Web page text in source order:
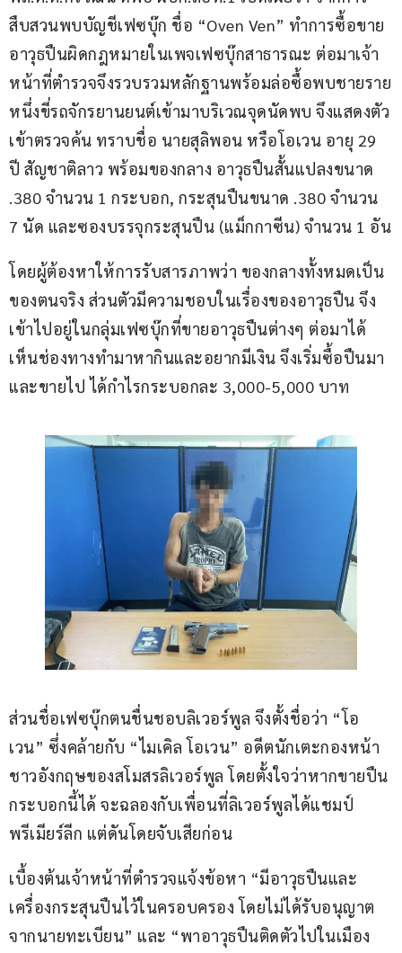
สืบสวนพบบัญชีเฟซบุ๊ก ชื่อ “Oven Ven” ทำการซื้อขาย
อาวุธปืนผิดกฎหมายในเพจเฟซบุ๊กสาธารณะ ต่อมาเจ้า
หน้าที่ตำรวจจึงรวบรวมหลักฐานพร้อมล่อซื้อพบชายราย
หนึ่งขี่รถจักรยานยนต์เข้ามาบริเวณจุดนัดพบ จึงแสดงตัว
เข้าตรวจค้น ทราบชื่อ นายสุลิพอน หรือโอเวน อายุ 29
ปี สัญชาติลาว พร้อมของกลาง อาวุธปืนสั้นแปลงขนาด
.380 จำนวน 1 กระบอก, กระสุนปืนขนาด .380 จำนวน
7 นัด และซองบรรจุกระสุนปืน (แม็กกาซีน) จำนวน 1 อัน
โดยผู้ต้องหาให้การรับสารภาพว่า ของกลางทั้งหมดเป็น
ของตนจริง ส่วนตัวมีความชอบในเรื่องของอาวุธปืน จึง
เข้าไปอยู่ในกลุ่มเฟซบุ๊กที่ขายอาวุธปืนต่างๆ ต่อมาได้
เห็นช่องทางทำมาหากินและอยากมีเงิน จึงเริ่มซื้อปืนมา
และขายไป ได้กำไรกระบอกละ 3,000-5,000 บาท
ส่วนชื่อเฟซบุ๊กตนชื่นชอบลิเวอร์พูล จึงตั้งชื่อว่า “โอ
เวน” ซึ่งคล้ายกับ “ไมเคิล โอเวน” อดีตนักเตะกองหน้า
ชาวอังกฤษของสโมสรลิเวอร์พูล โดยตั้งใจว่าหากขายปืน
กระบอกนี้ได้ จะฉลองกับเพื่อนที่ลิเวอร์พูลได้แชมป์
พรีเมียร์ลีก แต่ดันโดยจับเสียก่อน
เบื้องต้นเจ้าหน้าที่ตำรวจแจ้งข้อหา “มีอาวุธปืนและ
เครื่องกระสุนปืนไว้ในครอบครอง โดยไม่ได้รับอนุญาต
จากนายทะเบียน” และ “พาอาวุธปืนติดตัวไปในเมือง